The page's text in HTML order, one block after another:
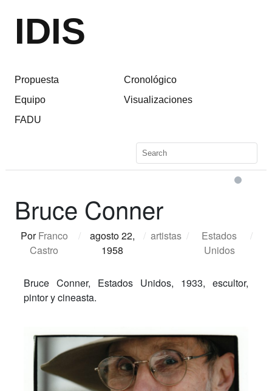
IDIS
Propuesta
Equipo
FADU
Cronológico
Visualizaciones
Bruce Conner
PorFranco
Castro
/
agosto 22,
1958
/ artistas /
Estados
Unidos
/
Bruce Conner, Estados Unidos, 1933, escultor,
pintor y cineasta.